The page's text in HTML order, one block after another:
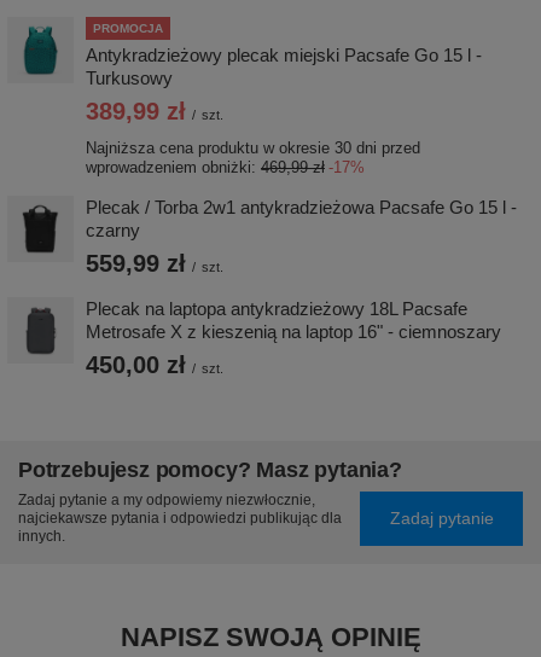
PROMOCJA
Antykradzieżowy plecak miejski Pacsafe Go 15 l -
Turkusowy
389,99 zł / szt.
Najniższa cena produktu w okresie 30 dni przed
wprowadzeniem obniżki: 469,99 zł -17%
Plecak / Torba 2w1 antykradzieżowa Pacsafe Go 15 l -
czarny
559,99 zł / szt.
Plecak na laptopa antykradzieżowy 18L Pacsafe
Metrosafe X z kieszenią na laptop 16" - ciemnoszary
450,00 zł / szt.
Potrzebujesz pomocy? Masz pytania?
Zadaj pytanie a my odpowiemy niezwłocznie,
najciekawsze pytania i odpowiedzi publikując dla
innych.
Zadaj pytanie
NAPISZ SWOJĄ OPINIĘ